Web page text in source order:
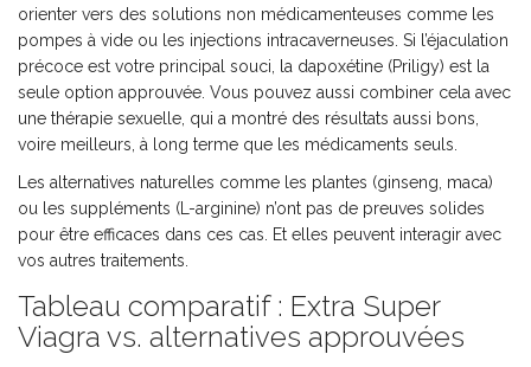
orienter vers des solutions non médicamenteuses comme les
pompes à vide ou les injections intracaverneuses. Si l’éjaculation
précoce est votre principal souci, la dapoxétine (Priligy) est la
seule option approuvée. Vous pouvez aussi combiner cela avec
une thérapie sexuelle, qui a montré des résultats aussi bons,
voire meilleurs, à long terme que les médicaments seuls.
Les alternatives naturelles comme les plantes (ginseng, maca)
ou les suppléments (L-arginine) n’ont pas de preuves solides
pour être efficaces dans ces cas. Et elles peuvent interagir avec
vos autres traitements.
Tableau comparatif : Extra Super
Viagra vs. alternatives approuvées